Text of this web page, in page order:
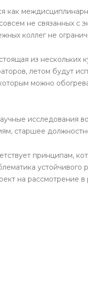
как
не связанных
коллег не
из
летом будут
можно
исследования
старшее
принципам,
на рассмотрение